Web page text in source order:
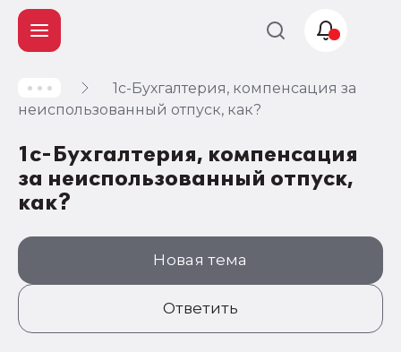
1с-Бухгалтерия, компенсация за
неиспользованный отпуск, как?
1с-Бухгалтерия, компенсация
за неиспользованный отпуск,
как?
Новая тема
Ответить
Учет и
налогообложение
Автоматизация